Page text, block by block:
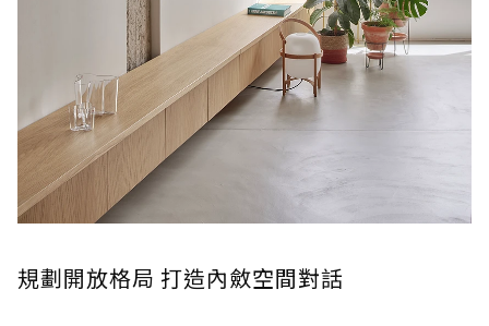
規劃開放格局 打造內斂空間對話